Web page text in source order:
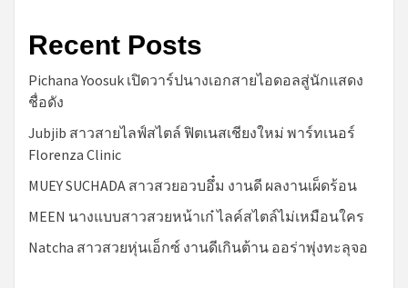
Recent Posts
Pichana Yoosuk เปิดวาร์ปนางเอกสายไอดอลสู่นักแสดง
ชื่อดัง
Jubjib สาวสายไลฟ์สไตล์ ฟิตเนสเชียงใหม่ พาร์ทเนอร์
Florenza Clinic
MUEY SUCHADA สาวสวยอวบอึ๋ม งานดี ผลงานเผ็ดร้อน
MEEN นางแบบสาวสวยหน้าเก๋ ไลค์สไตล์ไม่เหมือนใคร
Natcha สาวสวยหุ่นเอ็กซ์ งานดีเกินต้าน ออร่าพุ่งทะลุจอ